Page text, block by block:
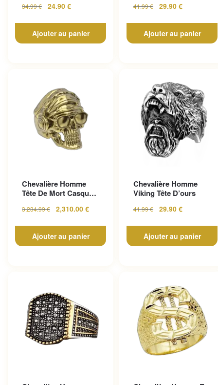
Inoxy...
34.99€ 24.90 €
Ajouter au panier
41.99€ 29.90 €
Ajouter au panier
Chevalière Homme
Tête De Mort Casque
3,234.99€ 2,310.00 €
Ajouter au panier
Chevalière Homme
Viking Tête D’ours
41.99€ 29.90 €
Ajouter au panier